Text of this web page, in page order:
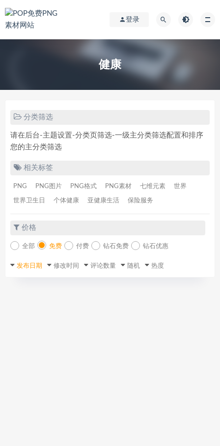
登录
健康
分类筛选
请在后台-主题设置-分类页筛选-一级主分类筛选配置和排序
您的主分类筛选
相关标签
PNG PNG图片 PNG格式 PNG素材 七维元素 世界
世界卫生日 个体健康 亚健康生活 保险服务
价格
全部 免费 付费 钻石免费 钻石优惠
发布日期 修改时间 评论数量 随机 热度